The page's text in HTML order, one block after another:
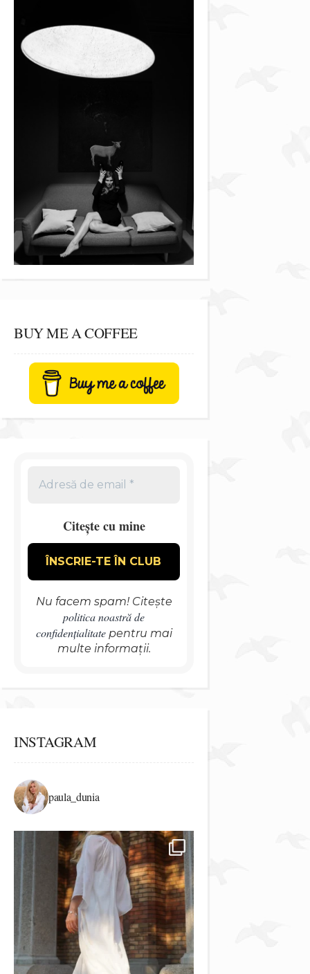
BUY ME A COFFEE
Citește cu mine
Nu facem spam! Citește
politica noastră de
confidențialitatepentru mai
multe informații.
INSTAGRAM
paula_dunia